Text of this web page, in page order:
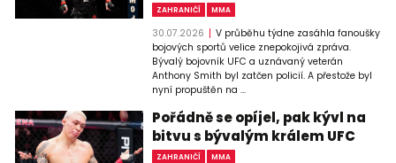
ZAHRANIČÍ MMA
30.07.2026
V průběhu týdne zasáhla fanoušky
bojových sportů velice znepokojivá zpráva.
Bývalý bojovník UFC a uznávaný veterán
Anthony Smith byl zatčen policií. A přestože byl
nyní propuštěn na ...
Pořádně se opíjel, pak kývl na
bitvu s bývalým králem UFC
ZAHRANIČÍ MMA